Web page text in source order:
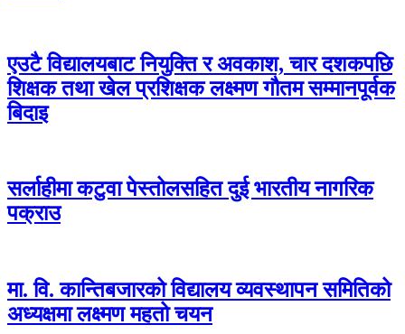
एउटै विद्यालयबाट नियुक्ति र अवकाश, चार दशकपछि
शिक्षक तथा खेल प्रशिक्षक लक्ष्मण गौतम सम्मानपूर्वक
बिदाइ
सर्लाहीमा कटुवा पेस्तोलसहित दुई भारतीय नागरिक
पक्राउ
मा. वि. कान्तिबजारको विद्यालय व्यवस्थापन समितिको
अध्यक्षमा लक्ष्मण महतो चयन